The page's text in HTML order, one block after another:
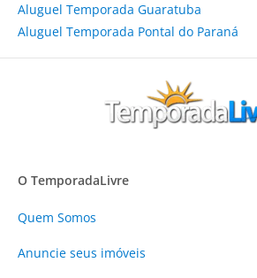
Aluguel Temporada Guaratuba
Aluguel Temporada Pontal do Paraná
O TemporadaLivre
Quem Somos
Anuncie seus imóveis